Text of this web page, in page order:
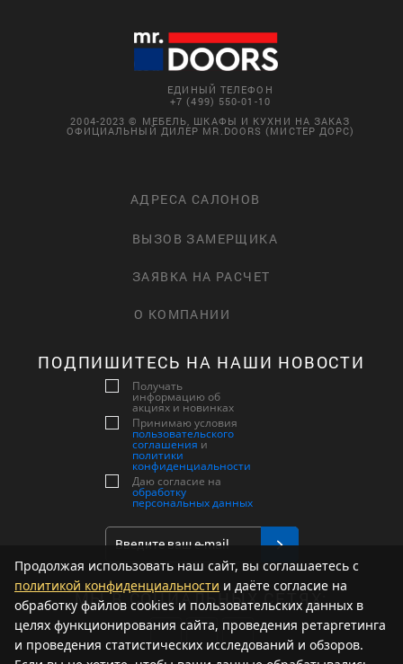
ЕДИНЫЙ ТЕЛЕФОН
+7 (499) 550-01-10
2004-2023 © МЕБЕЛЬ, ШКАФЫ И КУХНИ НА ЗАКАЗ
ОФИЦИАЛЬНЫЙ ДИЛЕР MR.DOORS (МИСТЕР ДОРС)
АДРЕСА САЛОНОВ
ВЫЗОВ ЗАМЕРЩИКА
ЗАЯВКА НА РАСЧЕТ
О КОМПАНИИ
ПОДПИШИТЕСЬ НА НАШИ НОВОСТИ
Получать
информацию об
акциях и новинках
Принимаю условия
пользовательского
соглашения и
политики
конфиденциальности
Даю согласие на
обработку
персональных данных
МЫ В СОЦИАЛЬНЫХ СЕТЯХ:
Продолжая использовать наш сайт, вы соглашаетесь с
политикой конфиденциальности и даёте согласие на
обработку файлов cookies и пользовательских данных в
целях функционирования сайта, проведения ретаргетинга
и проведения статистических исследований и обзоров.